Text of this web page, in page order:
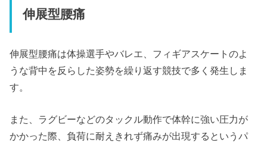
伸展型腰痛
伸展型腰痛は体操選手やバレエ、フィギアスケートのよ
うな背中を反らした姿勢を繰り返す競技で多く発生しま
す。
また、ラグビーなどのタックル動作で体幹に強い圧力が
かかった際、負荷に耐えきれず痛みが出現するというパ